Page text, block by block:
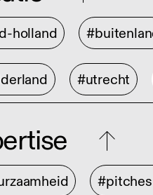
holland
#utrecht